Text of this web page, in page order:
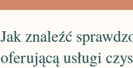
Jak znaleźć
oferującą usługi